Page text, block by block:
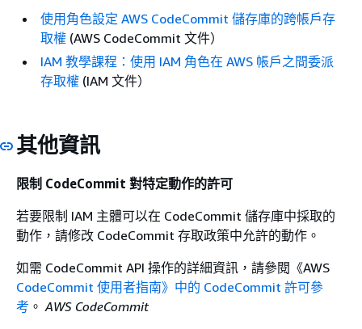
使用角色設定 AWS CodeCommit 儲存庫的跨帳戶存
取權 (AWS CodeCommit 文件）
IAM 教學課程：使用 IAM 角色在 AWS 帳戶之間委派
存取權 (IAM 文件）
其他資訊
限制 CodeCommit 對特定動作的許可
若要限制 IAM 主體可以在 CodeCommit 儲存庫中採取的
動作，請修改 CodeCommit 存取政策中允許的動作。
如需 CodeCommit API 操作的詳細資訊，請參閱《AWS
CodeCommit 使用者指南》中的 CodeCommit 許可參
考 。 AWS CodeCommit